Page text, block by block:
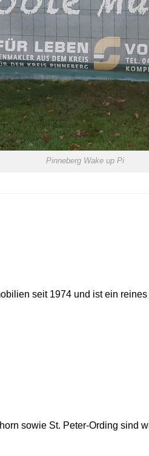
Pinneberg Wake up Pi
seit 1974 und ist ein
sowie St. Peter-Ording sind